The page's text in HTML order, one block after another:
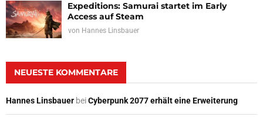
Expeditions: Samurai startet im Early
Access auf Steam
von Hannes Linsbauer
NEUESTE KOMMENTARE
Hannes Linsbauer beiCyberpunk 2077 erhält eine Erweiterung